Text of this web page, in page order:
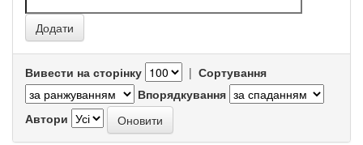
Вивести на сторінку | Сортування
Впорядкування
Автори